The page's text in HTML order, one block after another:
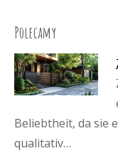
Polecamy
Beliebtheit, da sie
qualitativ…